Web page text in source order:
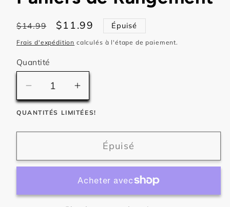
modale
Prix
habituel
$14.99
Prix
promotionnel
$11.99 Épuisé
Frais d'expédition calculés à l'étape de paiement.
Quantité
Quantité
Réduire
la
quantité
de
GOODS
-
de
Augmenter
la
quantité
de
HONEST
GOODS
-
Paniers
de
QUANTITÉS LIMITÉES!
Épuisé